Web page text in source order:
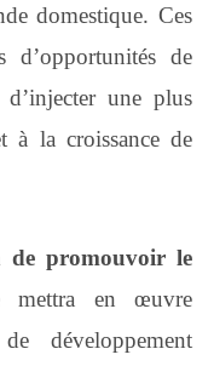
domestique. Ces
d’opportunités de
une plus
à la croissance de
promouvoir le
mettra en œuvre
développement